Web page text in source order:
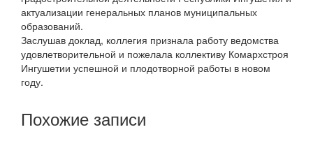
актуализации генеральных планов муниципальных
образований.
Заслушав доклад, коллегия признала работу ведомства
удовлетворительной и пожелала коллективу Комархстроя
Ингушетии успешной и плодотворной работы в новом
году.
Похожие записи